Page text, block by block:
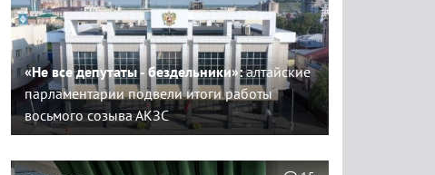
«Не все депутаты - бездельники»:алтайские
парламентарии подвели итоги работы
восьмого созыва АКЗС